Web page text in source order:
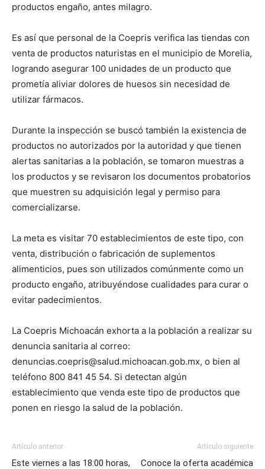
productos engaño, antes milagro.
Es así que personal de la Coepris verifica las tiendas con
venta de productos naturistas en el municipio de Morelia,
logrando asegurar 100 unidades de un producto que
prometía aliviar dolores de huesos sin necesidad de
utilizar fármacos.
Durante la inspección se buscó también la existencia de
productos no autorizados por la autoridad y que tienen
alertas sanitarias a la población, se tomaron muestras a
los productos y se revisaron los documentos probatorios
que muestren su adquisición legal y permiso para
comercializarse.
La meta es visitar 70 establecimientos de este tipo, con
venta, distribución o fabricación de suplementos
alimenticios, pues son utilizados comúnmente como un
producto engaño, atribuyéndose cualidades para curar o
evitar padecimientos.
La Coepris Michoacán exhorta a la población a realizar su
denuncia sanitaria al correo:
denuncias.coepris@salud.michoacan.gob.mx, o bien al
teléfono 800 841 45 54. Si detectan algún
establecimiento que venda este tipo de productos que
ponen en riesgo la salud de la población.
Artículo anterior
Este viernes a las 18:00 horas,
Artículo siguiente
Conoce la oferta académica